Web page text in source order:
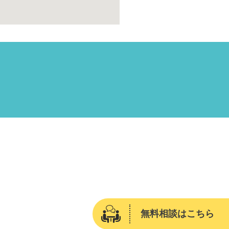
無料相談はこちら